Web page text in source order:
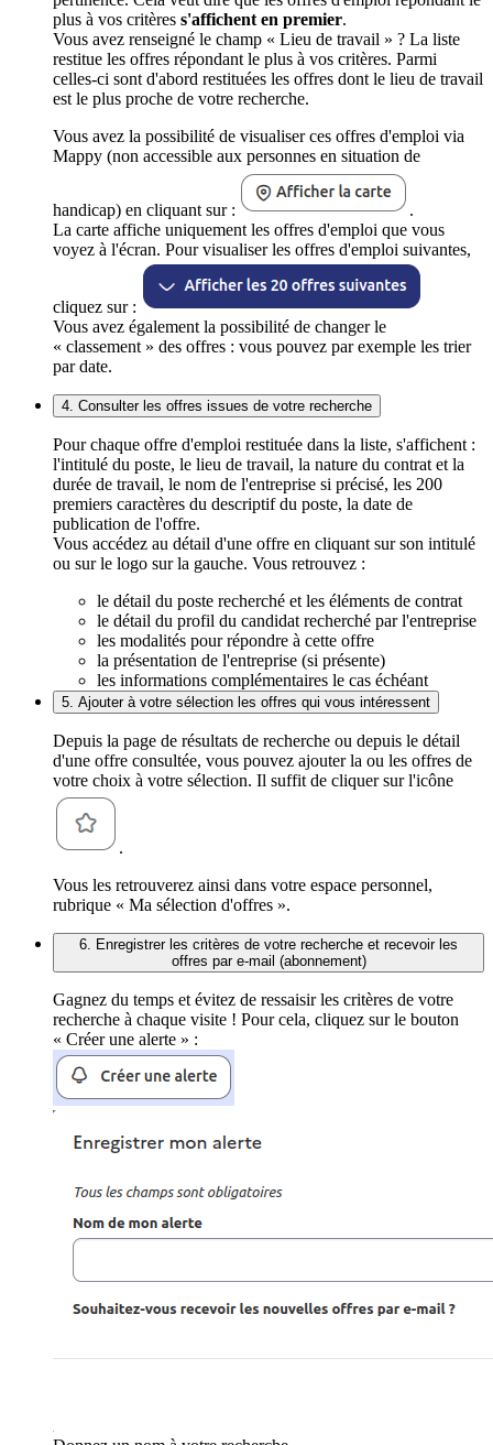
plus à vos critères s'affichent en premier.
Vous avez renseigné le champ « Lieu de travail » ? La liste
restitue les offres répondant le plus à vos critères. Parmi
celles-ci sont d'abord restituées les offres dont le lieu de travail
est le plus proche de votre recherche.
Vous avez la possibilité de visualiser ces offres d'emploi via
Mappy (non accessible aux personnes en situation de
handicap) en cliquant sur :
.
La carte affiche uniquement les offres d'emploi que vous
voyez à l'écran. Pour visualiser les offres d'emploi suivantes,
cliquez sur :
Vous avez également la possibilité de changer le
« classement » des offres : vous pouvez par exemple les trier
par date.
4. Consulter les offres issues de votre recherche
Pour chaque offre d'emploi restituée dans la liste, s'affichent :
l'intitulé du poste, le lieu de travail, la nature du contrat et la
durée de travail, le nom de l'entreprise si précisé, les 200
premiers caractères du descriptif du poste, la date de
publication de l'offre.
Vous accédez au détail d'une offre en cliquant sur son intitulé
ou sur le logo sur la gauche. Vous retrouvez :
le détail du poste recherché et les éléments de contrat
le détail du profil du candidat recherché par l'entreprise
les modalités pour répondre à cette offre
la présentation de l'entreprise (si présente)
les informations complémentaires le cas échéant
5. Ajouter à votre sélection les offres qui vous intéressent
Depuis la page de résultats de recherche ou depuis le détail
d'une offre consultée, vous pouvez ajouter la ou les offres de
votre choix à votre sélection. Il suffit de cliquer sur l'icône
.
Vous les retrouverez ainsi dans votre espace personnel,
rubrique « Ma sélection d'offres ».
6. Enregistrer les critères de votre recherche et recevoir les
offres par e-mail (abonnement)
Gagnez du temps et évitez de ressaisir les critères de votre
recherche à chaque visite ! Pour cela, cliquez sur le bouton
« Créer une alerte » :